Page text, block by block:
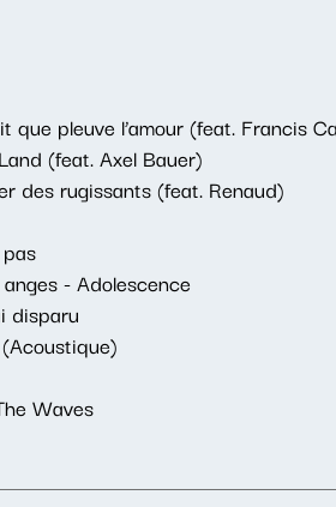
que pleuve l’amour (feat. Francis
(feat. Axel Bauer)
des rugissants (feat. Renaud)
- Adolescence
disparu
Waves